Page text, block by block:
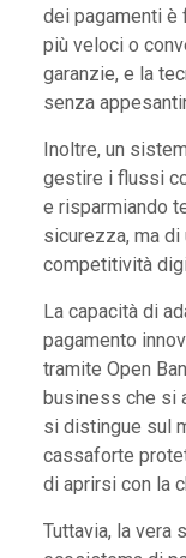
dei pagamenti è
più veloci o
garanzie, e la
senza
Inoltre, un
gestire i flussi
e risparmiando
sicurezza, ma di
competitività
La capacità di
pagamento
tramite Open
business che si
si distingue sul
cassaforte
di aprirsi con la
Tuttavia, la vera